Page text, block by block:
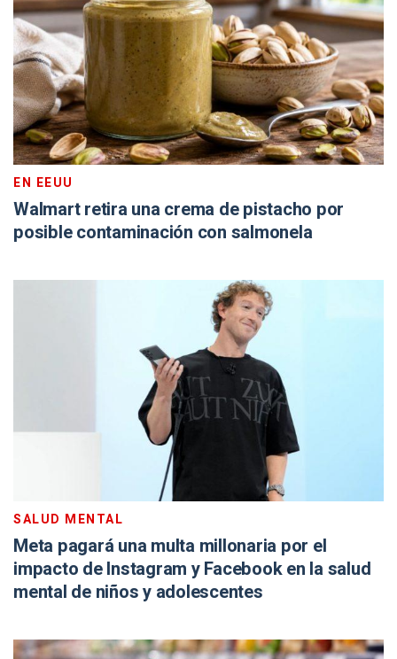
EN EEUU
Walmart retira una crema de pistacho por
posible contaminación con salmonela
SALUD MENTAL
Meta pagará una multa millonaria por el
impacto de Instagram y Facebook en la salud
mental de niños y adolescentes